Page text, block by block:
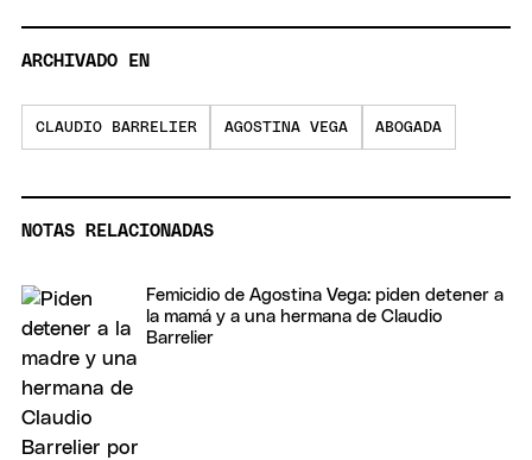
ARCHIVADO EN
CLAUDIO BARRELIER AGOSTINA VEGA ABOGADA
NOTAS RELACIONADAS
Femicidio de Agostina Vega: piden detener a
la mamá y a una hermana de Claudio
Barrelier